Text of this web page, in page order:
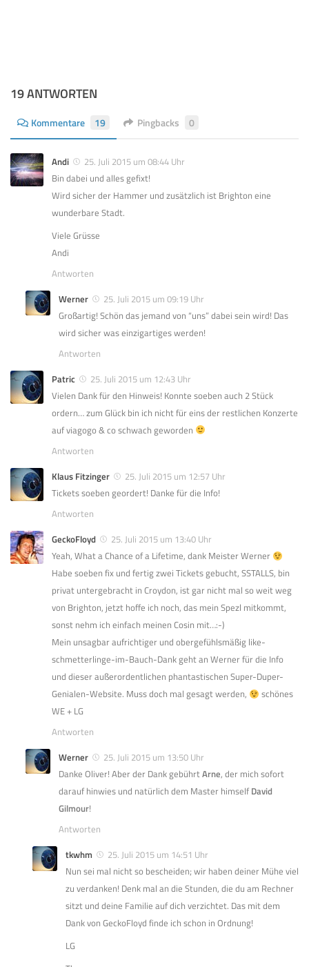
19 ANTWORTEN
Kommentare 19 Pingbacks 0
Andi
25. Juli 2015 um 08:44 Uhr
Bin dabei und alles gefixt!
Wird sicher der Hammer und zusätzlich ist Brighton eine
wunderbare Stadt.
Viele Grüsse
Andi
Antworten
Werner
25. Juli 2015 um 09:19 Uhr
Großartig! Schön das jemand von “uns” dabei sein wird! Das
wird sicher was einzigartiges werden!
Antworten
Patric
25. Juli 2015 um 12:43 Uhr
Vielen Dank für den Hinweis! Konnte soeben auch 2 Stück
ordern… zum Glück bin ich nicht für eins der restlichen Konzerte
auf viagogo & co schwach geworden
Antworten
Klaus Fitzinger
25. Juli 2015 um 12:57 Uhr
Tickets soeben geordert! Danke für die Info!
Antworten
GeckoFloyd
25. Juli 2015 um 13:40 Uhr
Yeah, What a Chance of a Lifetime, dank Meister Werner
Habe soeben fix und fertig zwei Tickets gebucht, SSTALLS, bin
privat untergebracht in Croydon, ist gar nicht mal so weit weg
von Brighton, jetzt hoffe ich noch, das mein Spezl mitkommt,
sonst nehm ich einfach meinen Cosin mit…:-)
Mein unsagbar aufrichtiger und obergefühlsmäßig like-
schmetterlinge-im-Bauch-Dank geht an Werner für die Info
und dieser außerordentlichen phantastischen Super-Duper-
Genialen-Website. Muss doch mal gesagt werden,
schönes
WE + LG
Antworten
Werner
25. Juli 2015 um 13:50 Uhr
Danke Oliver! Aber der Dank gebührtArne, der mich sofort
darauf hinwies und natürlich dem Master himself David
Gilmour!
Antworten
tkwhm
25. Juli 2015 um 14:51 Uhr
Nun sei mal nicht so bescheiden; wir haben deiner Mühe viel
zu verdanken! Denk mal an die Stunden, die du am Rechner
sitzt und deine Familie auf dich verzichtet. Das mit dem
Dank von GeckoFloyd finde ich schon in Ordnung!
LG